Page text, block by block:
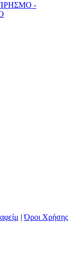
-
|Όροι Χρήσης